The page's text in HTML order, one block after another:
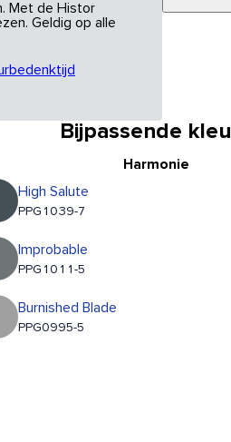
Met de Histor
Geldig op alle
Bijpassende
Harmonie
High Salute
PPG1039-7
Improbable
PPG1011-5
Burnished Blade
PPG0995-5